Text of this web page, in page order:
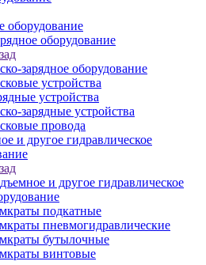
оборудование
оборудование
зарядное оборудование
устройства
устройства
зарядные устройства
провода
и другое гидравлическое
и другое гидравлическое
подкатные
пневмогидравлические
бутылочные
винтовые